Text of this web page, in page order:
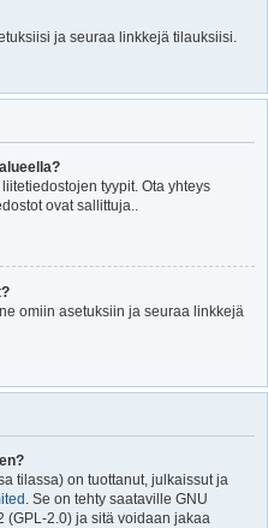
ja seuraa linkkejä tilauksiisi.
tyypit. Ota yhteys
ovat sallittuja..
omiin asetuksiin ja seuraa linkkejä
tilassa) on tuottanut, julkaissut ja
. Se on tehty saataville GNU
(GPL-2.0) ja sitä voidaan jakaa